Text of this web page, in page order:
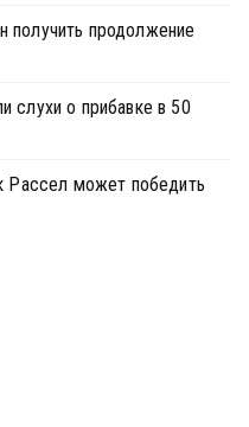
продолжение
слухи о прибавке в 50
Рассел может победить